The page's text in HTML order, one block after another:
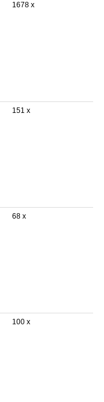
1678 x
151 x
68 x
100 x